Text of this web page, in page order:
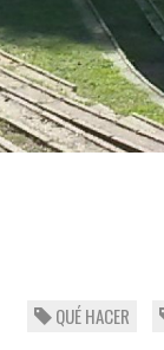
QUÉ HACER